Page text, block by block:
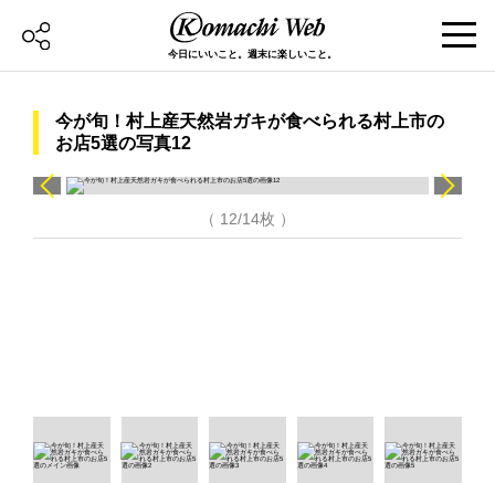
今日にいいこと。週末に楽しいこと。
今が旬！村上産天然岩ガキが食べられる村上市の
お店5選の写真12
（ 12/14枚 ）